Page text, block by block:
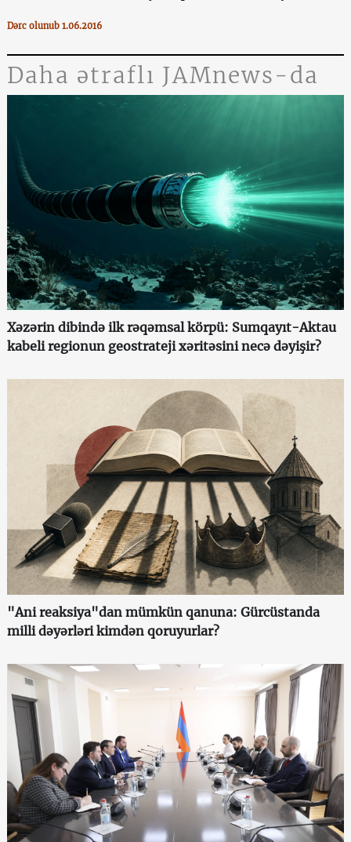
Dərc olunub 1.06.2016
Daha ətraflı JAMnews-da
Xəzərin dibində ilk rəqəmsal körpü: Sumqayıt-Aktau
kabeli regionun geostrateji xəritəsini necə dəyişir?
"Ani reaksiya"dan mümkün qanuna: Gürcüstanda
milli dəyərləri kimdən qoruyurlar?